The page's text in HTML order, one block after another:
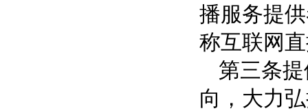
播服务提
称互联网
第三条
向，大力